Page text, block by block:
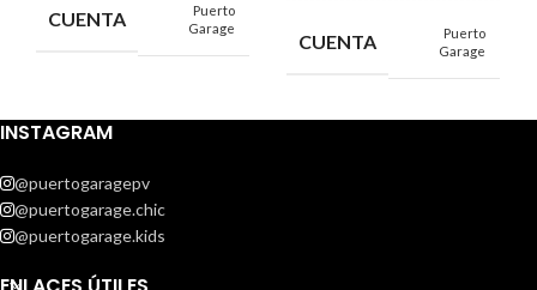
CUENTA
Puerto
Garage
CUENTA
Puerto
Garage
INSTAGRAM
@puertogaragepv
@puertogarage.chic
@puertogarage.kids